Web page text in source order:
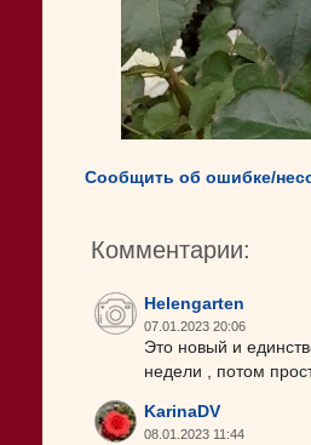
Сообщить об ошибке/
Комментарии:
Helengarten
07.01.2023 20:06
Это новый и
недели , потом
KarinaDV
08.01.2023 11:44